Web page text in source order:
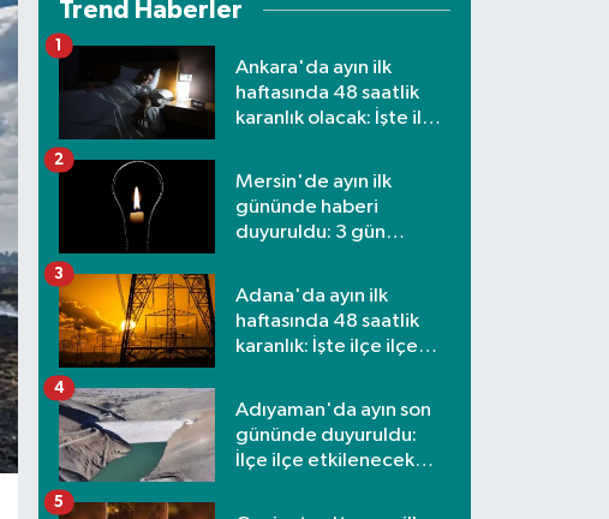
Trend Haberler
Ankara'da ayın ilk
haftasında 48 saatlik
karanlık olacak: İşte ilçe
1
Mersin'de ayın ilk
gününde haberi
duyuruldu: 3 gün
2
Adana'da ayın ilk
haftasında 48 saatlik
karanlık: İşte ilçe ilçe
3
Adıyaman'da ayın son
gününde duyuruldu:
İlçe ilçe etkilenecek
4
5